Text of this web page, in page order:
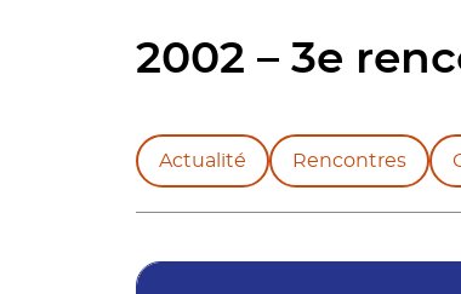
2002 – 3e
Actualité Rencontres